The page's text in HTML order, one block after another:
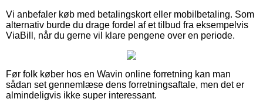
Vi anbefaler køb med betalingskort eller mobilbetaling. Som
alternativ burde du drage fordel af et tilbud fra eksempelvis
ViaBill, når du gerne vil klare pengene over en periode.
Før folk køber hos en Wavin online forretning kan man
sådan set gennemlæse dens forretningsaftale, men det er
almindeligvis ikke super interessant.